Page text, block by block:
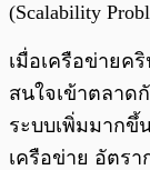
(Scalability
เมื่อเครือข่ายค
สนใจเข้าตลาด
ระบบเพิ่มมากขึ้
เครือข่าย อัตรา